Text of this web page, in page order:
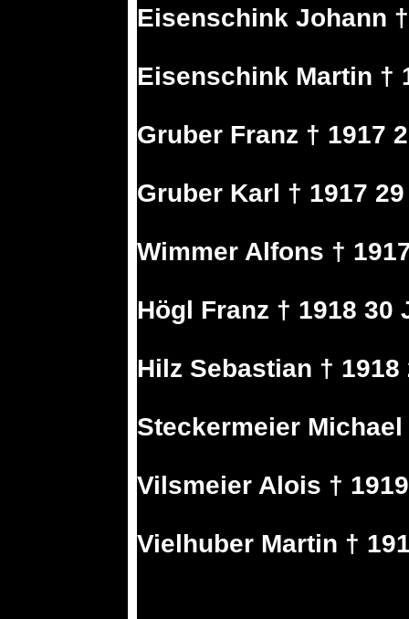
Eisenschink Johann
Eisenschink Martin †
Gruber Franz † 1917
Gruber Karl † 1917
Wimmer Alfons †
Högl Franz † 1918 30
Hilz Sebastian †
Steckermeier
Vilsmeier Alois †
Vielhuber Martin †